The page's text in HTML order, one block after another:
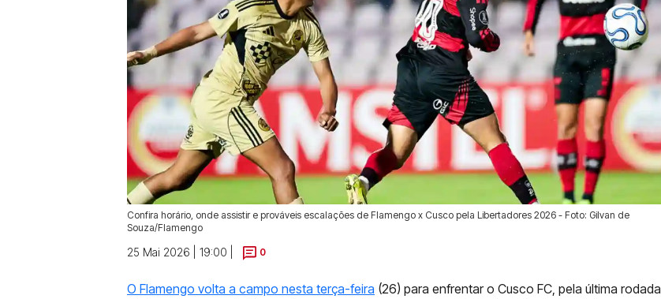
Confira horário, onde assistir e prováveis escalações de Flamengo x Cusco pela Libertadores 2026 - Foto: Gilvan de
Souza/Flamengo
25 Mai 2026 | 19:00 | 0
O Flamengo volta a campo nesta terça-feira (26) para enfrentar o Cusco FC, pela última rodada